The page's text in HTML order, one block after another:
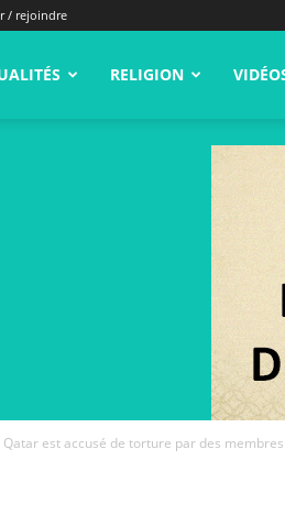
/ rejoindre
RELIGION
Qatar est accusé de torture par des